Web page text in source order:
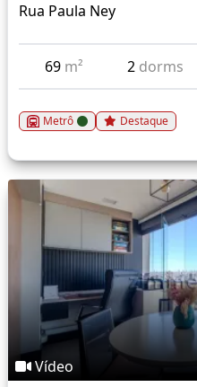
Rua Paula Ney
69 m² 2 dorms
Metrô Destaque
Vídeo